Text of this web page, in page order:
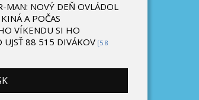
MAN: NOVÝ DEŇ OVLÁDOL
A POČAS
VÍKENDU SI HO
UJSŤ 88 515 DIVÁKOV [5.8